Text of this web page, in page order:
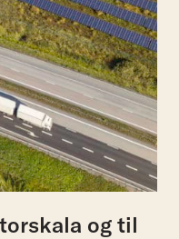
og til